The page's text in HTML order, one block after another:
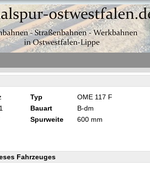
Typ OME 117 F
Bauart B-dm
Spurweite 600 mm
Fahrzeuges